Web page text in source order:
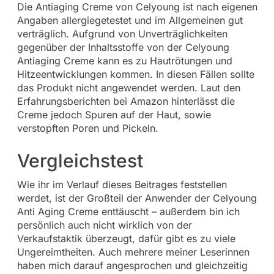
Die Antiaging Creme von Celyoung ist nach eigenen
Angaben allergiegetestet und im Allgemeinen gut
verträglich. Aufgrund von Unverträglichkeiten
gegenüber der Inhaltsstoffe von der Celyoung
Antiaging Creme kann es zu Hautrötungen und
Hitzeentwicklungen kommen. In diesen Fällen sollte
das Produkt nicht angewendet werden. Laut den
Erfahrungsberichten bei Amazon hinterlässt die
Creme jedoch Spuren auf der Haut, sowie
verstopften Poren und Pickeln.
Vergleichstest
Wie ihr im Verlauf dieses Beitrages feststellen
werdet, ist der Großteil der Anwender der Celyoung
Anti Aging Creme enttäuscht – außerdem bin ich
persönlich auch nicht wirklich von der
Verkaufstaktik überzeugt, dafür gibt es zu viele
Ungereimtheiten. Auch mehrere meiner Leserinnen
haben mich darauf angesprochen und gleichzeitig